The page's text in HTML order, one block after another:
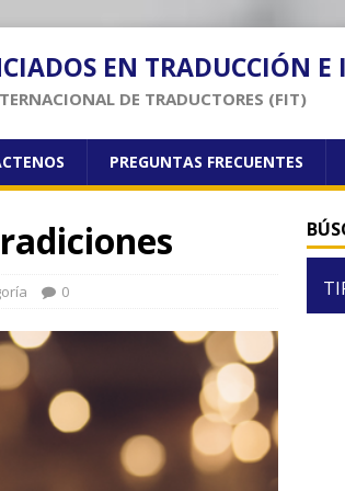
EN TRADUCCIÓN E
DE TRADUCTORES (FIT)
PREGUNTAS FRECUENTES
0